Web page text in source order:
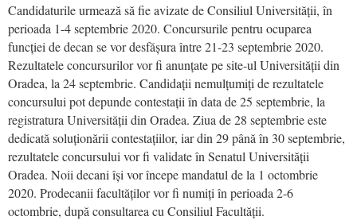
Candidaturile urmează să fie avizate de Consiliul Universității, în
perioada 1-4 septembrie 2020. Concursurile pentru ocuparea
funcției de decan se vor desfășura între 21-23 septembrie 2020.
Rezultatele concursurilor vor fi anunțate pe site-ul Universității din
Oradea, la 24 septembrie. Candidații nemulțumiți de rezultatele
concursului pot depunde contestații în data de 25 septembrie, la
registratura Universității din Oradea. Ziua de 28 septembrie este
dedicată soluționării contestațiilor, iar din 29 până în 30 septembrie,
rezultatele concursului vor fi validate în Senatul Universității
Oradea. Noii decani își vor începe mandatul de la 1 octombrie
2020. Prodecanii facultăților vor fi numiți în perioada 2-6
octombrie, după consultarea cu Consiliul Facultății.